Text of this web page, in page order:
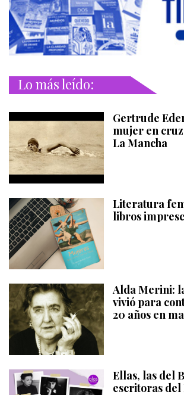
Lo más leído:
Gertrude
mujer en
La Mancha
Literatura
libros
Alda Merini:
vivió para
20 años en
Ellas, las del
escritoras del